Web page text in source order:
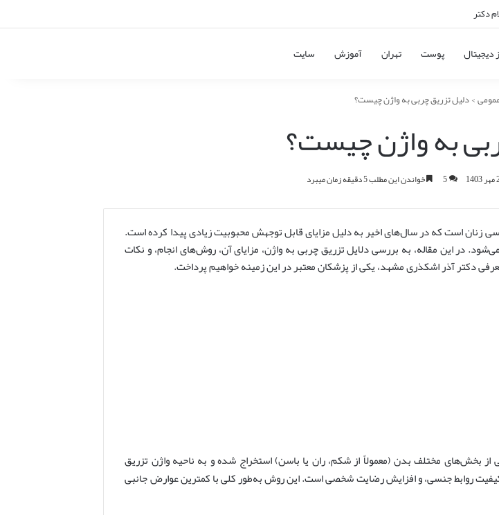
دکتر
دیجیتال پوست تهران آموزش سایت
>دلیل تزریق چربی به واژن چیست؟
به واژن چیست؟
5 خواندن این مطلب 5 دقیقه زمان میبرد
زنان است که در سال‌های اخیر به دلیل مزایای قابل توجهش محبوبیت زیادی پیدا کرده است.
در این مقاله، به بررسی دلایل تزریق چربی به واژن، مزایای آن، روش‌های انجام، و نکات
دکتر آذر اشکذری مشهد، یکی از پزشکان معتبر در این زمینه خواهیم پرداخت.
بخش‌های مختلف بدن (معمولاً از شکم، ران یا باسن) استخراج شده و به ناحیه واژن تزریق
روابط جنسی، و افزایش رضایت شخصی است. این روش به‌طور کلی با کمترین عوارض جانبی